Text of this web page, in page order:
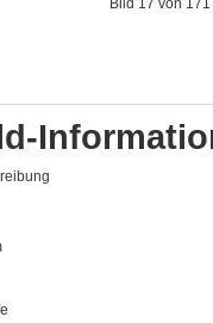
Bild 17 von